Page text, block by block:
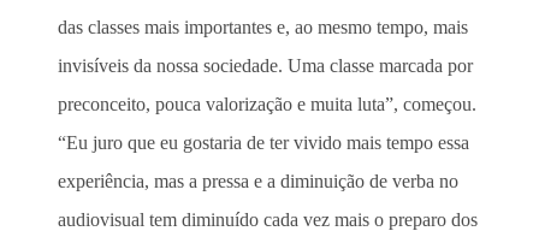
das classes mais importantes e, ao mesmo tempo, mais
invisíveis da nossa sociedade. Uma classe marcada por
preconceito, pouca valorização e muita luta”, começou.
“Eu juro que eu gostaria de ter vivido mais tempo essa
experiência, mas a pressa e a diminuição de verba no
audiovisual tem diminuído cada vez mais o preparo dos